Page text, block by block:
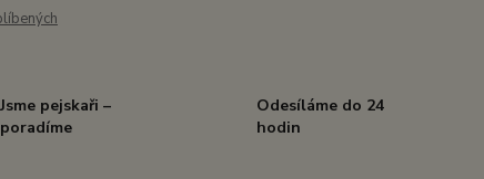
Jsme pejskaři –
poradíme
Odesíláme do 24
hodin